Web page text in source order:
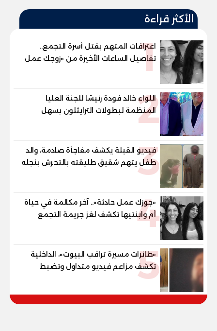
الأكثر قراءة
1
اعترافات المتهم بقتل أسرة التجمع..
تفاصيل الساعات الأخيرة من «زوجك عمل
حادثة» حتى إطلاق النار
2
اللواء خالد فودة رئيسًا للجنة العليا
المنظمة لبطولات الترايثلون بسهل
حشيش
3
فيديو القبلة يكشف مفاجأة صادمة، والد
طفل يتهم شقيق طليقته بالتحرش بنجله
في القليوبية
4
«جوزك عمل حادثة».. آخر مكالمة في حياة
أم وابنتيها تكشف لغز جريمة التجمع
الخامس
5
«طائرات مسيرة تراقب البيوت»، الداخلية
تكشف مزاعم فيديو متداول وتضبط
صاحبه المريض نفسيا